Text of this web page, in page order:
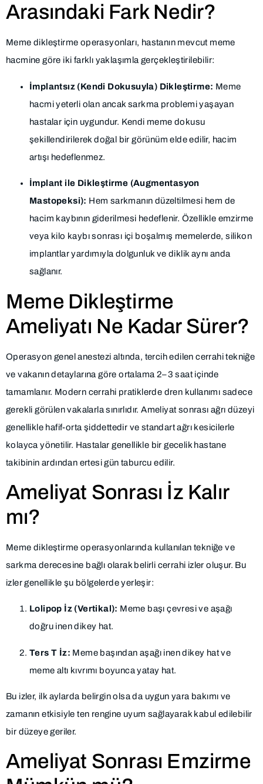
Arasındaki Fark Nedir?
Meme dikleştirme operasyonları, hastanın mevcut meme
hacmine göre iki farklı yaklaşımla gerçekleştirilebilir:
İmplantsız (Kendi Dokusuyla) Dikleştirme: Meme
hacmi yeterli olan ancak sarkma problemi yaşayan
hastalar için uygundur. Kendi meme dokusu
şekillendirilerek doğal bir görünüm elde edilir, hacim
artışı hedeflenmez.
İmplant ile Dikleştirme (Augmentasyon
Mastopeksi): Hem sarkmanın düzeltilmesi hem de
hacim kaybının giderilmesi hedeflenir. Özellikle emzirme
veya kilo kaybı sonrası içi boşalmış memelerde, silikon
implantlar yardımıyla dolgunluk ve diklik aynı anda
sağlanır.
Meme Dikleştirme
Ameliyatı Ne Kadar Sürer?
Operasyon genel anestezi altında, tercih edilen cerrahi tekniğe
ve vakanın detaylarına göre ortalama 2–3 saat içinde
tamamlanır. Modern cerrahi pratiklerde dren kullanımı sadece
gerekli görülen vakalarla sınırlıdır. Ameliyat sonrası ağrı düzeyi
genellikle hafif-orta şiddettedir ve standart ağrı kesicilerle
kolayca yönetilir. Hastalar genellikle bir gecelik hastane
takibinin ardından ertesi gün taburcu edilir.
Ameliyat Sonrası İz Kalır
mı?
Meme dikleştirme operasyonlarında kullanılan tekniğe ve
sarkma derecesine bağlı olarak belirli cerrahi izler oluşur. Bu
izler genellikle şu bölgelerde yerleşir:
Lolipop İz (Vertikal): Meme başı çevresi ve aşağı
doğru inen dikey hat.
Ters T İz: Meme başından aşağı inen dikey hat ve
meme altı kıvrımı boyunca yatay hat.
Bu izler, ilk aylarda belirgin olsa da uygun yara bakımı ve
zamanın etkisiyle ten rengine uyum sağlayarak kabul edilebilir
bir düzeye geriler.
Ameliyat Sonrası Emzirme